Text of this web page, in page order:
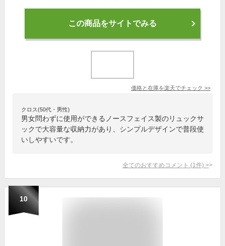
この商品をサイトでみる
価格と在庫を楽天でチェック >>
クロス(50代・男性)
男女問わずに使用ができるノースフェイス製のリュックサ
ックで大容量な収納力があり、シンプルデザインで普段使
いしやすいです。
全てのおすすめコメント (1 件) >
10